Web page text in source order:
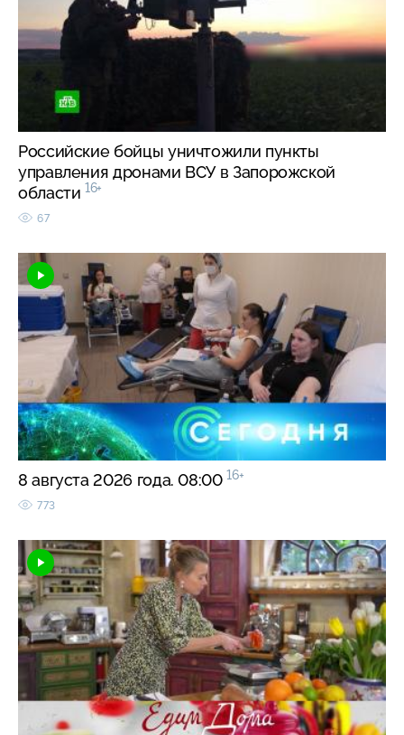
Российские бойцы уничтожили пункты
управления дронами ВСУ в Запорожской
области 16+
67
8 августа 2026 года. 08:00 16+
773